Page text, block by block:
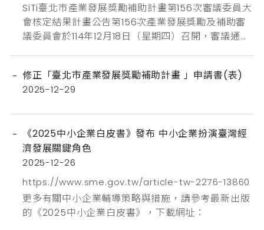
SiTi臺北市產業發展獎勵補助計畫第156次審議委員大
會核定結果計畫公告第156次產業發展獎勵及補助審
議委員會於114年12月18日（星期四）召開，審議通過
醫股份有限公司博想醫學科技股份有限公司創業計畫
補助蘋果實花企業有限公司兩儀智慧科技股份有限公
修正「臺北市產業發展獎勵補助計畫 」申請書(表)
2025-12-29
《2025中小企業白皮書》發布 中小企業扮演臺灣經
濟發展關鍵角色
2025-12-26
https://www.sme.gov.tw/article-tw-2276-13860
更多有關中小企業輔導策略與措施，請參考最新出版
的《2025中小企業白皮書》，下載網址：